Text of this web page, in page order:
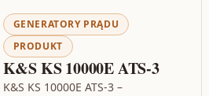
GENERATORY PRĄDU
PRODUKT
K&S KS 10000E ATS-3
K&S KS 10000E ATS-3 –